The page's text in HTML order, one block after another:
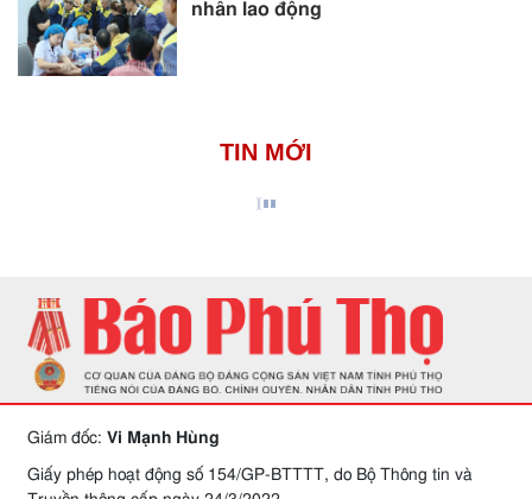
nhân lao động
TIN MỚI
Giám đốc: Vi Mạnh Hùng
Giấy phép hoạt động số 154/GP-BTTTT, do Bộ Thông tin và